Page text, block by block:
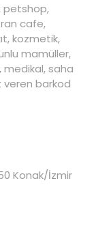
petshop,
cafe,
kozmetik,
mamüller,
saha
veren barkod
Konak/İzmir